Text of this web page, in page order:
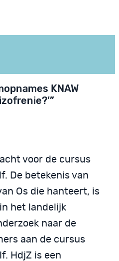
KNAW
voor de cursus
De betekenis van
Os die hanteert, is
het landelijk
naar de
aan de cursus
HdjZ is een